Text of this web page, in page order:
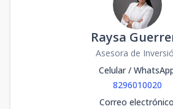
Raysa
Asesora de
Celular /
8296010020
Correo electrónico